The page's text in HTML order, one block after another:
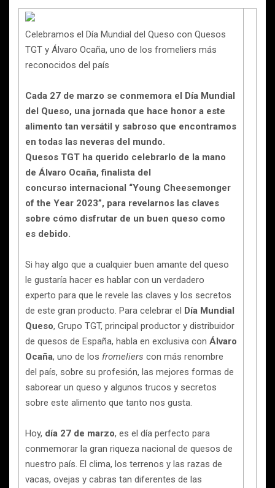
Celebramos el Día Mundial del Queso con Quesos
TGT y Álvaro Ocaña, uno de los fromeliers más
reconocidos del país
Cada 27 de marzo se conmemora el Día Mundial
del Queso, una jornada que hace honor a este
alimento tan versátil y sabroso que encontramos
en todas las neveras del mundo.
Quesos TGT ha querido celebrarlo de la mano
de Álvaro Ocaña, finalista del
concurso internacional “Young Cheesemonger
of the Year 2023”, para revelarnos las claves
sobre cómo disfrutar de un buen queso como
es debido.
Si hay algo que a cualquier buen amante del queso
le gustaría hacer es hablar con un verdadero
experto para que le revele las claves y los secretos
de este gran producto. Para celebrar el Día Mundial
Queso, Grupo TGT, principal productor y distribuidor
de quesos de España, habla en exclusiva con Álvaro
Ocaña, uno de los fromeliers con más renombre
del país, sobre su profesión, las mejores formas de
saborear un queso y algunos trucos y secretos
sobre este alimento que tanto nos gusta.
Hoy, día 27 de marzo, es el día perfecto para
conmemorar la gran riqueza nacional de quesos de
nuestro país. El clima, los terrenos y las razas de
vacas, ovejas y cabras tan diferentes de las